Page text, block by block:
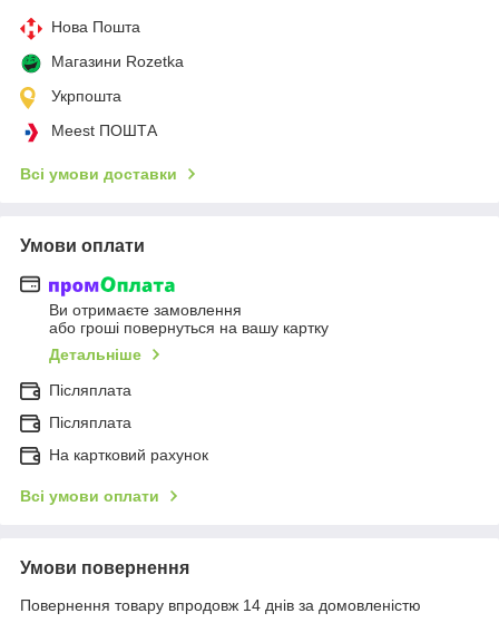
Нова Пошта
Магазини Rozetka
Укрпошта
Meest ПОШТА
Всі умови доставки
Умови оплати
Ви отримаєте замовлення
або гроші повернуться на вашу картку
Детальніше
Післяплата
Післяплата
На картковий рахунок
Всі умови оплати
Умови повернення
Повернення товару впродовж 14 днів за домовленістю